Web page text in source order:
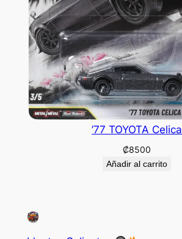
’77 TOYOTA Celica
₡8500
Añadir al carrito